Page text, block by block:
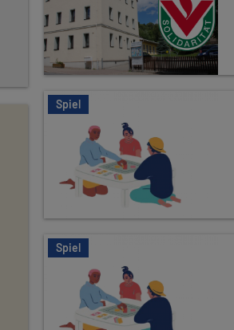
Spiel
Spiel